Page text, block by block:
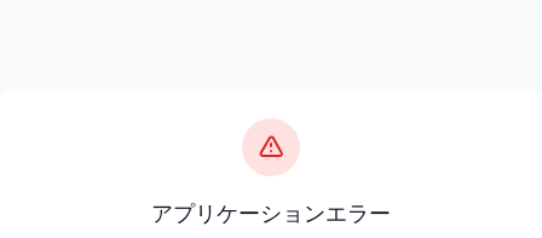
アプリケーションエラー